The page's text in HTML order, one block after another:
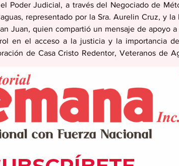
Poder Judicial, a través del Negociado de
representado por la Sra. Aurelin Cruz, y la
Juan, quien compartió un mensaje de apoyo
en el acceso a la justicia y la importancia
de Casa Cristo Redentor, Veteranos de
capacidades de líderes comunitarios,
de la comunidad, quienes día a día se
conflicto vecinal. Queremos brindar
de manera efectiva”, afirmó Yarelis
intercambiar ideas, dialogar sobre las